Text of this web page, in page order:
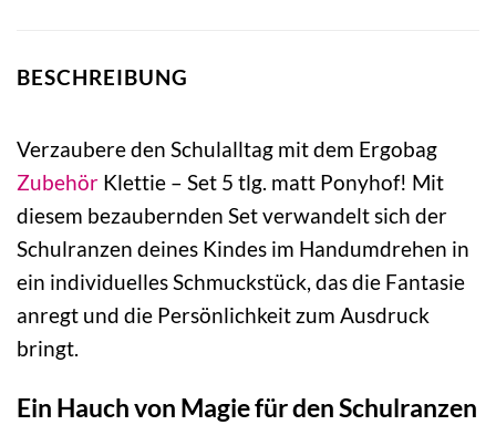
BESCHREIBUNG
Verzaubere den Schulalltag mit dem Ergobag
Zubehör Klettie – Set 5 tlg. matt Ponyhof! Mit
diesem bezaubernden Set verwandelt sich der
Schulranzen deines Kindes im Handumdrehen in
ein individuelles Schmuckstück, das die Fantasie
anregt und die Persönlichkeit zum Ausdruck
bringt.
Ein Hauch von Magie für den Schulranzen